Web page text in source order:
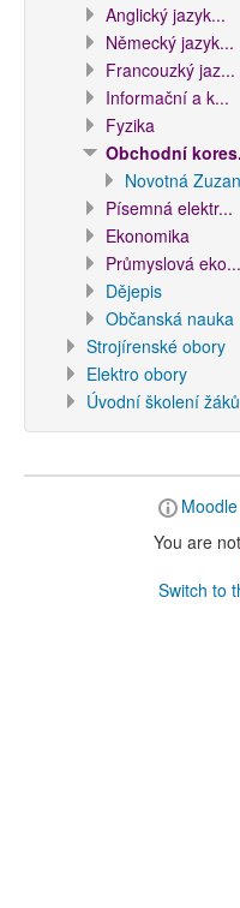
Anglický jazyk...
Německý jazyk...
Francouzký jaz...
Informační a k...
Fyzika
Obchodní
Novotná
Písemná elektr...
Ekonomika
Průmyslová eko...
Dějepis
Občanská nauka
Strojírenské obory
Elektro obory
Úvodní školení žáků
You are
Switch to